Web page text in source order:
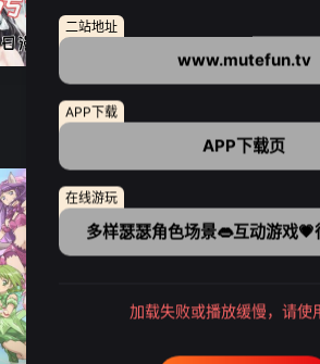
二站地址
www.mutefun.tv
APP下载
APP下载页
在线游玩
多样瑟瑟角色场景👄互动游戏
加载失败或播放缓慢，请使